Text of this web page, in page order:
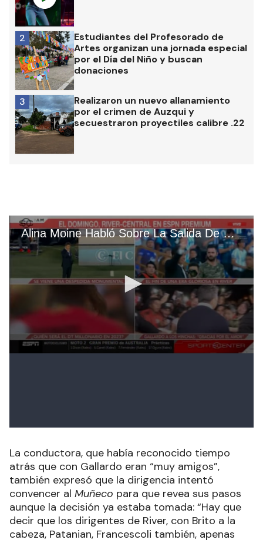
Estudiantes del Profesorado de
Artes organizan una jornada especial
por el Día del Niño y buscan
donaciones
2
Realizaron un nuevo allanamiento
por el crimen de Auzqui y
secuestraron proyectiles calibre .22
3
La conductora, que había reconocido tiempo
atrás que con Gallardo eran “muy amigos”,
también expresó que la dirigencia intentó
convencer al Muñeco para que revea sus pasos
aunque la decisión ya estaba tomada: “Hay que
decir que los dirigentes de River, con Brito a la
cabeza, Patanian, Francescoli también, apenas